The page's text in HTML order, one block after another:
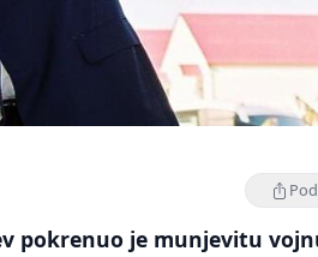
pokrenuo je munjevitu